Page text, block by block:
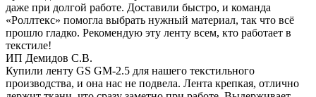
даже при долгой работе. Доставили быстро, и команда
«Роллтекс» помогла выбрать нужный материал, так что всё
прошло гладко. Рекомендую эту ленту всем, кто работает в
текстиле!
ИП Демидов С.В.
Купили ленту GS GM-2.5 для нашего текстильного
производства, и она нас не подвела. Лента крепкая, отлично